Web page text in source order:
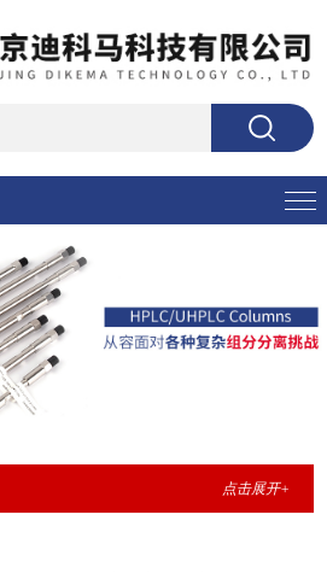
点击展开+